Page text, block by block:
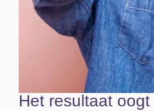
Het resultaat